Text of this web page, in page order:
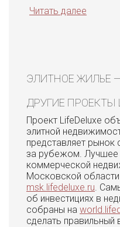
Читать далее
ЭЛИТНОЕ ЖИЛЬЕ
ДРУГИЕ ПРОЕКТЫ
Проект LifeDeluxe
элитной
представляет рынок
за рубежом. Лучшее
коммерческой
Московской
msk.lifedeluxe.ru.
об инвестициях в
собраны на
сделать правильный